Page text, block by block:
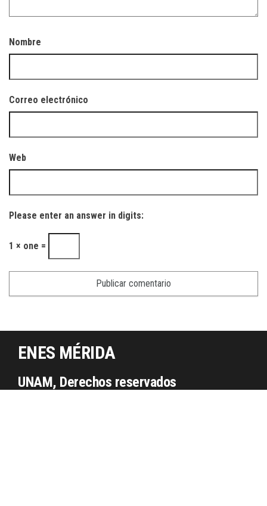
Nombre
Correo electrónico
Web
Please enter an answer in digits:
1 × one =
ENES MÉRIDA
UNAM, Derechos reservados